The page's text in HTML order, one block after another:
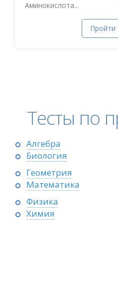
Аминокислота...
Пройти
Тесты по
Алгебра
Биология
Геометрия
Математика
Физика
Химия